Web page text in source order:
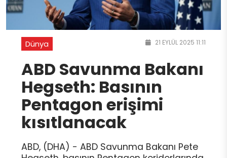
Dünya 21 EYLÜL 2025 11:11
ABD Savunma Bakanı
Hegseth: Basının
Pentagon erişimi
kısıtlanacak
ABD, (DHA) - ABD Savunma Bakanı Pete